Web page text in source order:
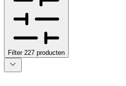
Filter 227 producten